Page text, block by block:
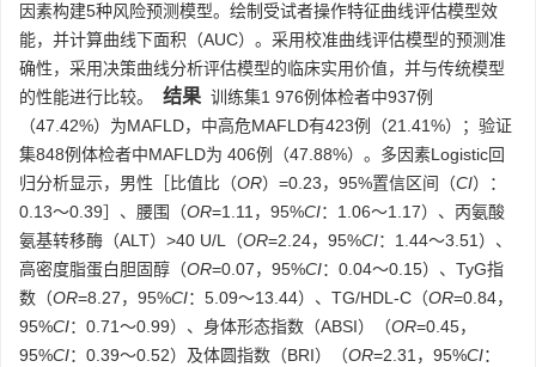
因素构建5种风险预测模型。绘制受试者操作特征曲线评估模型效
能，并计算曲线下面积（AUC）。采用校准曲线评估模型的预测准
确性，采用决策曲线分析评估模型的临床实用价值，并与传统模型
的性能进行比较。
结果 训练集1 976例体检者中937例
（47.42%）为MAFLD，中高危MAFLD有423例（21.41%）；验证
集848例体检者中MAFLD为 406例（47.88%）。多因素Logistic回
归分析显示，男性［比值比（OR）=0.23，95%置信区间（CI）：
0.13～0.39］、腰围（OR=1.11，95%CI：1.06～1.17）、丙氨酸
氨基转移酶（ALT）>40 U/L（OR=2.24，95%CI：1.44～3.51）、
高密度脂蛋白胆固醇（OR=0.07，95%CI：0.04～0.15）、TyG指
数（OR=8.27，95%CI：5.09～13.44）、TG/HDL-C（OR=0.84，
95%CI：0.71～0.99）、身体形态指数（ABSI）（OR=0.45，
95%CI：0.39～0.52）及体圆指数（BRI）（OR=2.31，95%CI：